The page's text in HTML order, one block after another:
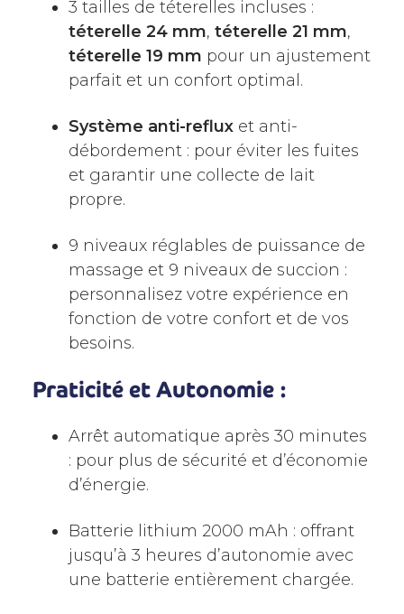
3 tailles de téterelles incluses :
téterelle 24 mm, téterelle 21 mm,
téterelle 19 mm pour un ajustement
parfait et un confort optimal.
Système anti-reflux et anti-
débordement : pour éviter les fuites
et garantir une collecte de lait
propre.
9 niveaux réglables de puissance de
massage et 9 niveaux de succion :
personnalisez votre expérience en
fonction de votre confort et de vos
besoins.
Praticité et Autonomie :
Arrêt automatique après 30 minutes
: pour plus de sécurité et d’économie
d’énergie.
Batterie lithium 2000 mAh : offrant
jusqu’à 3 heures d’autonomie avec
une batterie entièrement chargée.